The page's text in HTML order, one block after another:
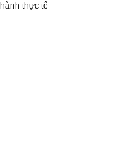
hành thực tế